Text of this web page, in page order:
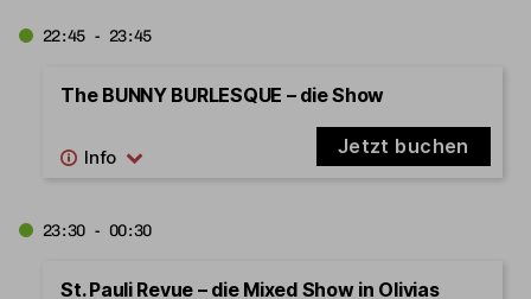
22:45 - 23:45
The BUNNY BURLESQUE – die Show
Jetzt buchen
23:30 - 00:30
St. Pauli Revue – die Mixed Show in Olivias